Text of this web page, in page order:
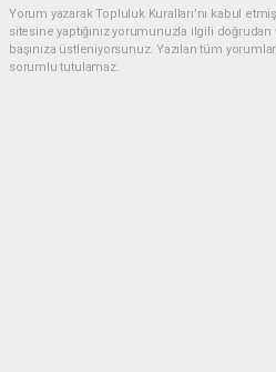
Yorum yazarak Topluluk Kuralları’nı kabul
sitesine yaptığınız yorumunuzla ilgili
başınıza üstleniyorsunuz. Yazılan tüm
sorumlu tutulamaz.